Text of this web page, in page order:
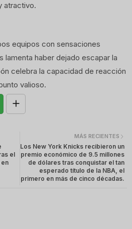
atractivo.
equipos con sensaciones
lamenta haber dejado escapar la
celebra la capacidad de reacción
valioso.
MÁS RECIENTES
Los New York Knicks recibieron un
premio económico de 9.5 millones
de dólares tras conquistar el tan
esperado título de la NBA, el
primero en más de cinco décadas.
el